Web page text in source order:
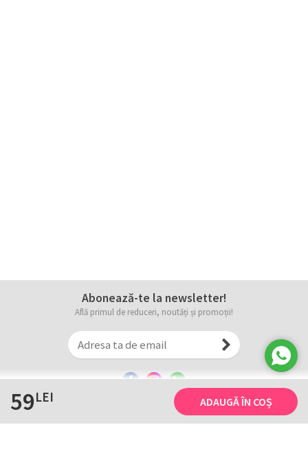
59LEI ADAUGĂ ÎN COȘ
Abonează-te la newsletter!
Află primul de reduceri, noutăți și promoții!
Informații Tricourile noastre